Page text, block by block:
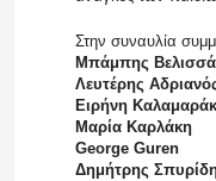
Στην συναυλία
Μπάμπης
Λευτέρης
Ειρήνη
Μαρία Καρλάκη
George Guren
Δημήτρης